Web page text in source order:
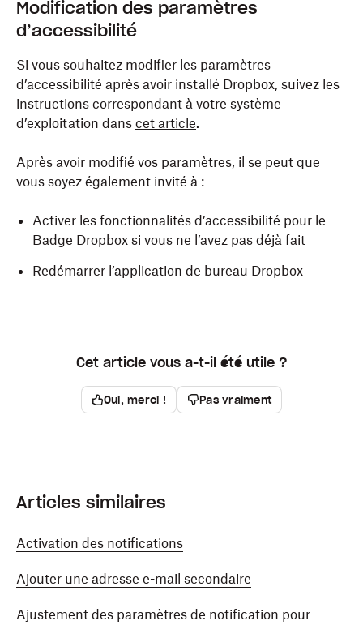
Modification des paramètres
d’accessibilité
Si vous souhaitez modifier les paramètres
d’accessibilité après avoir installé Dropbox, suivez les
instructions correspondant à votre système
d’exploitation dans cet article.
Après avoir modifié vos paramètres, il se peut que
vous soyez également invité à :
Activer les fonctionnalités d’accessibilité pour le
Badge Dropbox si vous ne l’avez pas déjà fait
Redémarrer l’application de bureau Dropbox
Cet article vous a-t-il été utile ?
Oui, merci ! Pas vraiment
Articles similaires
Activation des notifications
Ajouter une adresse e-mail secondaire
Ajustement des paramètres de notification pour